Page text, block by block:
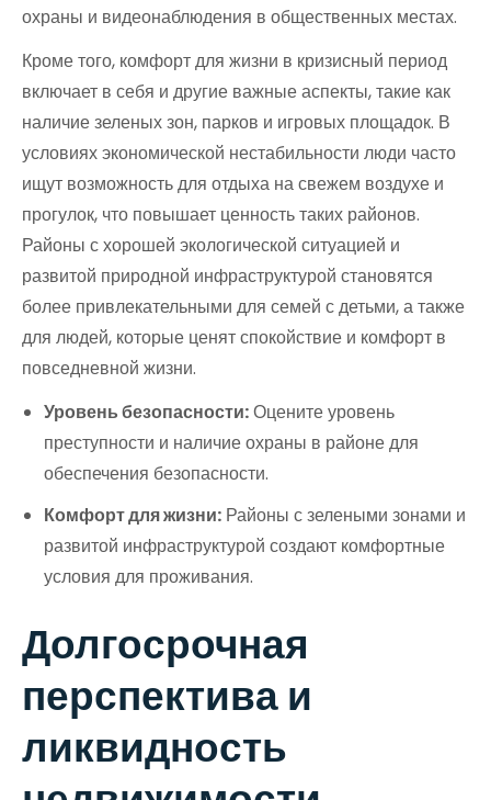
охраны и видеонаблюдения в общественных местах.
Кроме того, комфорт для жизни в кризисный период
включает в себя и другие важные аспекты, такие как
наличие зеленых зон, парков и игровых площадок. В
условиях экономической нестабильности люди часто
ищут возможность для отдыха на свежем воздухе и
прогулок, что повышает ценность таких районов.
Районы с хорошей экологической ситуацией и
развитой природной инфраструктурой становятся
более привлекательными для семей с детьми, а также
для людей, которые ценят спокойствие и комфорт в
повседневной жизни.
Уровень безопасности:Оцените уровень
преступности и наличие охраны в районе для
обеспечения безопасности.
Комфорт для жизни: Районы с зелеными зонами и
развитой инфраструктурой создают комфортные
условия для проживания.
Долгосрочная
перспектива и
ликвидность